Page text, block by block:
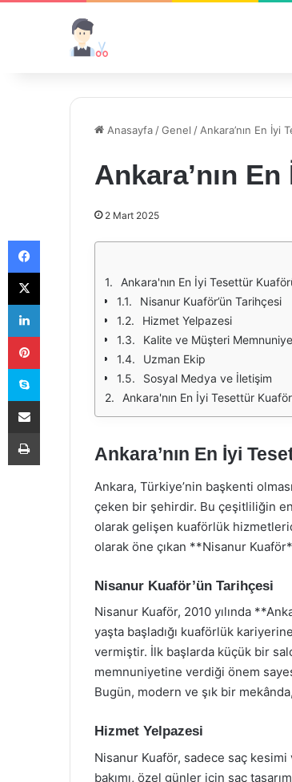
Anasayfa /Genel / Ankara’nın En
Ankara’nın
2 Mart 2025
Ankara'nın En İyi Tesettür
Nisanur Kuaför’ün Tarihçesi
Hizmet Yelpazesi
Kalite ve Müşteri
Uzman Ekip
Sosyal Medya ve İletişim
Ankara'nın En İyi Tesettür
Ankara’nın En İyi
Ankara, Türkiye’nin başkenti
çeken bir şehirdir. Bu çeşitliliğin
olarak gelişen kuaförlük
olarak öne çıkan **Nisanur
Nisanur Kuaför’ün Tarihçesi
Nisanur Kuaför, 2010 yılında
yaşta başladığı kuaförlük
vermiştir. İlk başlarda küçük bir
memnuniyetine verdiği önem
Bugün, modern ve şık bir
Hizmet Yelpazesi
Nisanur Kuaför, sadece saç
bakımı, özel günler için saç
Facebook
X
LinkedIn
Pinterest
Skype
E-Posta ile paylaş